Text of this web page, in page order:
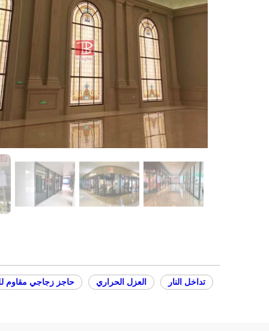
حاجز زجاجي مقاوم العزل الحراري تداخل النار